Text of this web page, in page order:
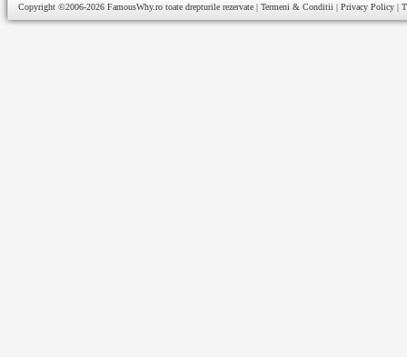
Copyright ©2006-2026 FamousWhy.ro toate drepturile rezervate | Termeni & Conditii | Privacy Policy |